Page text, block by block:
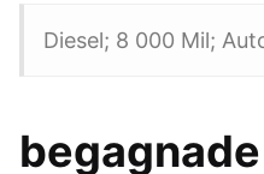
Diesel; 8 000 Mil;